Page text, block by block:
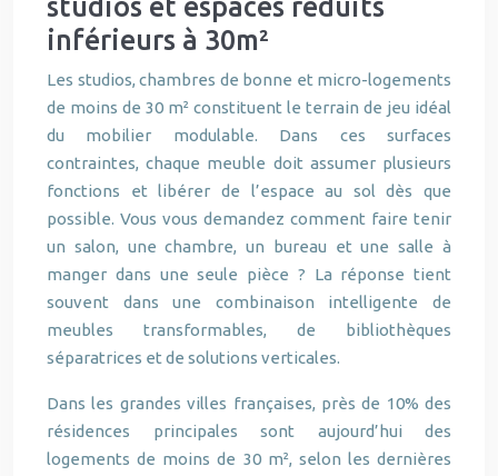
studios et espaces réduits
inférieurs à 30m²
Les studios, chambres de bonne et micro-logements
de moins de 30 m² constituent le terrain de jeu idéal
du mobilier modulable. Dans ces surfaces
contraintes, chaque meuble doit assumer plusieurs
fonctions et libérer de l’espace au sol dès que
possible. Vous vous demandez comment faire tenir
un salon, une chambre, un bureau et une salle à
manger dans une seule pièce ? La réponse tient
souvent dans une combinaison intelligente de
meubles transformables, de bibliothèques
séparatrices et de solutions verticales.
Dans les grandes villes françaises, près de 10% des
résidences principales sont aujourd’hui des
logements de moins de 30 m², selon les dernières